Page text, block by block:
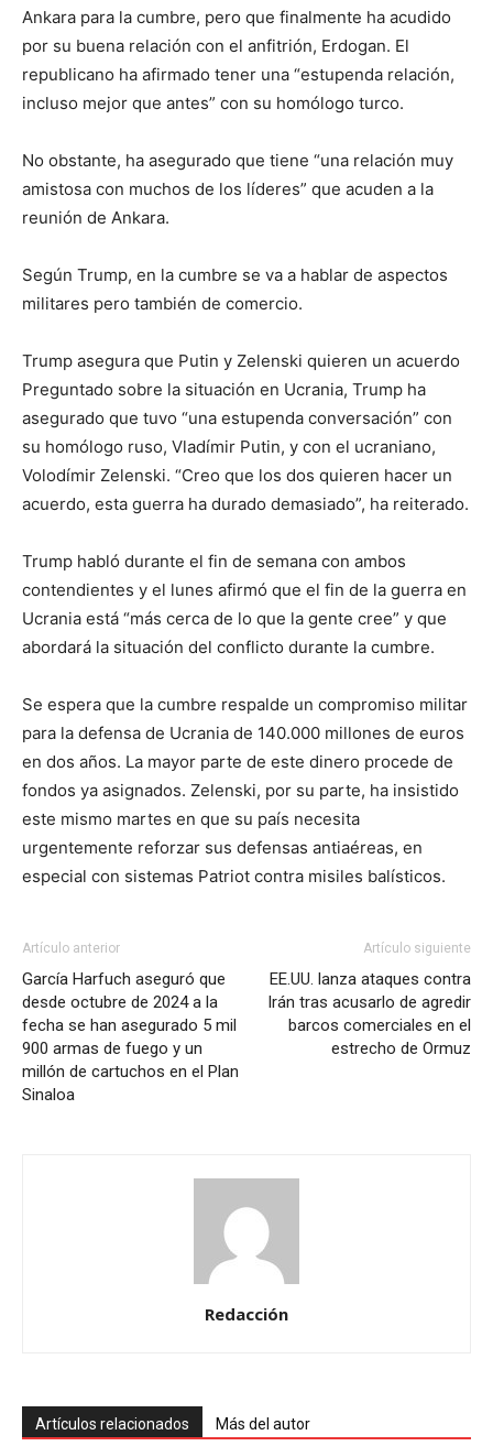
Ankara para la cumbre, pero que finalmente ha acudido
por su buena relación con el anfitrión, Erdogan. El
republicano ha afirmado tener una “estupenda relación,
incluso mejor que antes” con su homólogo turco.
No obstante, ha asegurado que tiene “una relación muy
amistosa con muchos de los líderes” que acuden a la
reunión de Ankara.
Según Trump, en la cumbre se va a hablar de aspectos
militares pero también de comercio.
Trump asegura que Putin y Zelenski quieren un acuerdo
Preguntado sobre la situación en Ucrania, Trump ha
asegurado que tuvo “una estupenda conversación” con
su homólogo ruso, Vladímir Putin, y con el ucraniano,
Volodímir Zelenski. “Creo que los dos quieren hacer un
acuerdo, esta guerra ha durado demasiado”, ha reiterado.
Trump habló durante el fin de semana con ambos
contendientes y el lunes afirmó que el fin de la guerra en
Ucrania está “más cerca de lo que la gente cree” y que
abordará la situación del conflicto durante la cumbre.
Se espera que la cumbre respalde un compromiso militar
para la defensa de Ucrania de 140.000 millones de euros
en dos años. La mayor parte de este dinero procede de
fondos ya asignados. Zelenski, por su parte, ha insistido
este mismo martes en que su país necesita
urgentemente reforzar sus defensas antiaéreas, en
especial con sistemas Patriot contra misiles balísticos.
Artículo anterior
García Harfuch aseguró que
desde octubre de 2024 a la
fecha se han asegurado 5 mil
900 armas de fuego y un
millón de cartuchos en el Plan
Sinaloa
Artículo siguiente
EE.UU. lanza ataques contra
Irán tras acusarlo de agredir
barcos comerciales en el
estrecho de Ormuz
Redacción
Artículos relacionados Más del autor